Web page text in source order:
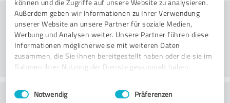
können und die Zugriffe auf unsere Website zu analysieren.
Außerdem geben wir Informationen zu Ihrer Verwendung
unserer Website an unsere Partner für soziale Medien,
Werbung und Analysen weiter. Unsere Partner führen diese
Informationen möglicherweise mit weiteren Daten
zusammen, die Sie ihnen bereitgestellt haben oder die sie im
Rahmen Ihrer Nutzung der Dienste gesammelt haben.
Impressum Datenschutzbestimmungen
Einwilligungsauswahl
Notwendig Präferenzen
Konsultointi
Asiakaspalvelu